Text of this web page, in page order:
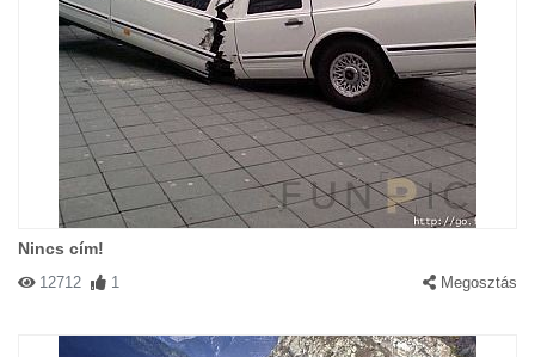
Nincs cím!
12712 1 Megosztás